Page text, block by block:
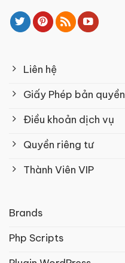
Liên hệ
Giấy Phép bản quyền
Điều khoản dịch vụ
Quyền riêng tư
Thành Viên VIP
Brands
Php Scripts